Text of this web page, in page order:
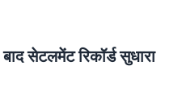
सेटलमेंट रिकॉर्ड सुधारा